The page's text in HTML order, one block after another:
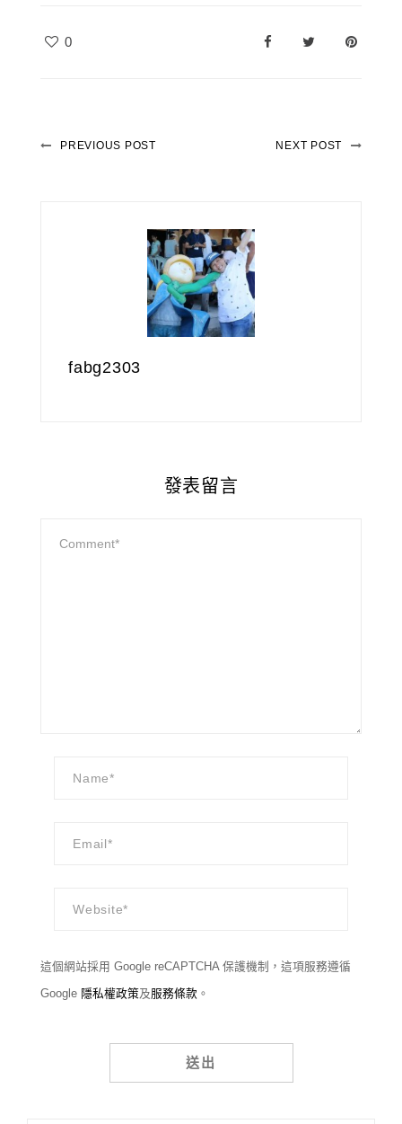
0
PREVIOUS POST NEXT POST
fabg2303
發表留言
這個網站採用 Google reCAPTCHA 保護機制，這項服務遵循
Google 隱私權政策及服務條款 。